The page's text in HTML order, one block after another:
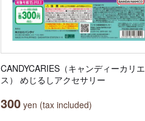
CANDYCARIES（キャンディーカリエ
ス） めじるしアクセサリー
300 yen (tax included)